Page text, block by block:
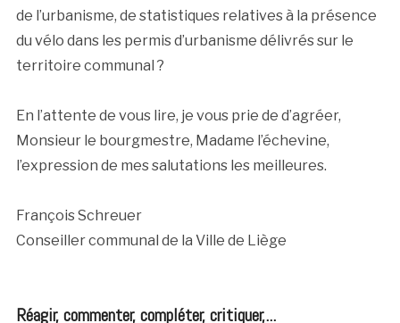
de l’urbanisme, de statistiques relatives à la présence
du vélo dans les permis d’urbanisme délivrés sur le
territoire communal ?
En l’attente de vous lire, je vous prie de d’agréer,
Monsieur le bourgmestre, Madame l’échevine,
l’expression de mes salutations les meilleures.
François Schreuer
Conseiller communal de la Ville de Liège
Réagir, commenter, compléter, critiquer,...